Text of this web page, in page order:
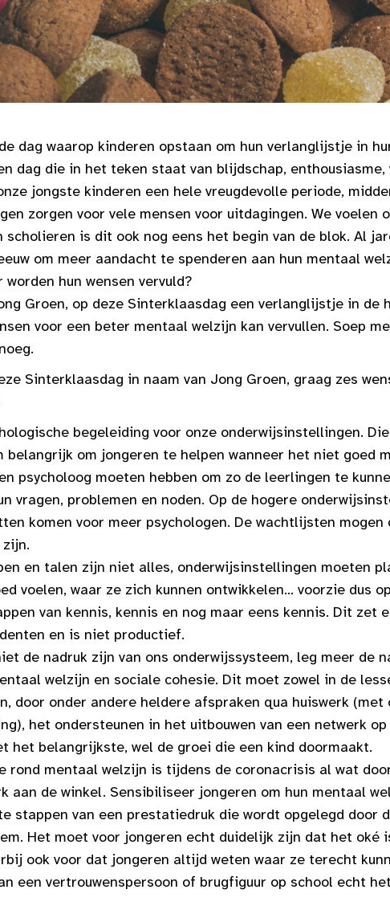
dag waarop kinderen opstaan om hun verlanglijstje in
dag die in het teken staat van blijdschap, enthousiasme,
jongste kinderen een hele vreugdevolle periode,
zorgen voor vele mensen voor uitdagingen. We voelen
scholieren is dit ook nog eens het begin van de blok. Al
om meer aandacht te spenderen aan hun mentaal
hun wensen vervuld?
Groen, op deze Sinterklaasdag een verlanglijstje in de
voor een beter mentaal welzijn kan vervullen. Soep
Sinterklaasdag in naam van Jong Groen, graag zes
begeleiding voor onze onderwijsinstellingen. Die
belangrijk om jongeren te helpen wanneer het niet goed
psycholoog moeten hebben om zo de leerlingen te
vragen, problemen en noden. Op de hogere
komen voor meer psychologen. De wachtlijsten mogen
en talen zijn niet alles, onderwijsinstellingen moeten
voelen, waar ze zich kunnen ontwikkelen… voorzie dus
van kennis, kennis en nog maar eens kennis. Dit zet
en is niet productief.
de nadruk zijn van ons onderwijssysteem, leg meer de
welzijn en sociale cohesie. Dit moet zowel in de
door onder andere heldere afspraken qua huiswerk (met
het ondersteunen in het uitbouwen van een netwerk
het belangrijkste, wel de groei die een kind doormaakt.
rond mentaal welzijn is tijdens de coronacrisis al wat
aan de winkel. Sensibiliseer jongeren om hun mentaal
stappen van een prestatiedruk die wordt opgelegd door
Het moet voor jongeren echt duidelijk zijn dat het oké
ook voor dat jongeren altijd weten waar ze terecht
een vertrouwenspersoon of brugfiguur op school echt